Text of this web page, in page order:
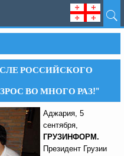
РОССИЙСКОГО
ВО МНОГО РАЗ!"
Аджария, 5
сентября,
ГРУЗИНФОРМ.
Президент Грузии